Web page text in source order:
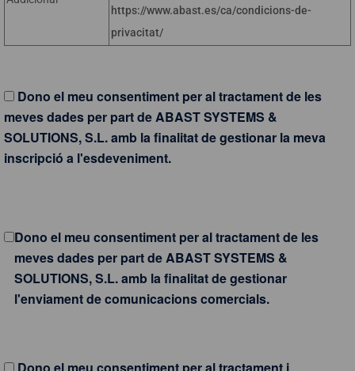
https://www.abast.es/ca/condicions-de-
privacitat/
Dono el meu consentiment per al tractament de les
meves dades per part de ABAST SYSTEMS &
SOLUTIONS, S.L. amb la finalitat de gestionar la meva
inscripció a l'esdeveniment.
Dono el meu consentiment per al tractament de les
meves dades per part de ABAST SYSTEMS &
SOLUTIONS, S.L. amb la finalitat de gestionar
l'enviament de comunicacions comercials.